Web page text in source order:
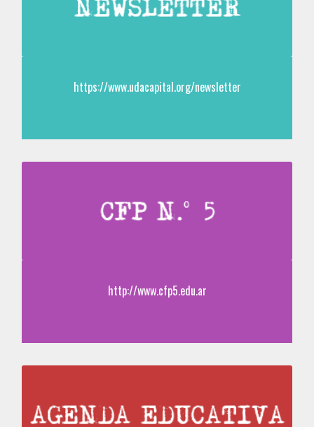
https://www.udacapital.org/newsletter
http://www.cfp5.edu.ar